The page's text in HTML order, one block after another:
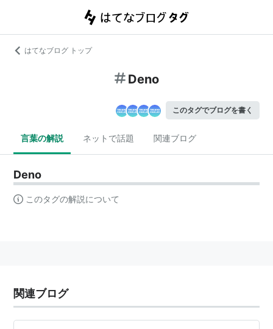
はてなブログ トップ
Deno
このタグでブログを書く
言葉の解説 ネットで話題 関連ブログ
Deno
このタグの解説について
関連ブログ